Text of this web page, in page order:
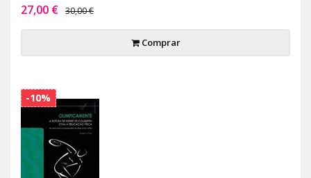
27,00 € 30,00 €
Comprar
-10%